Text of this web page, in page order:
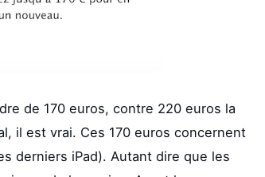
de 170 euros, contre 220 euros la
il est vrai. Ces 170 euros concernent
derniers iPad). Autant dire que les